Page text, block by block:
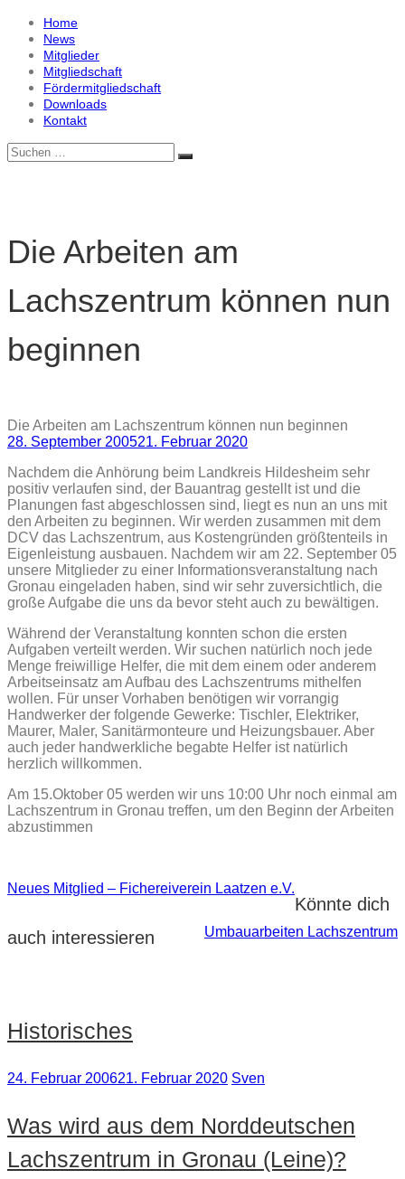
Zum
Inhalt
springen
Leine
Lachs
e.V.
Home
News
Mitglieder
Mitgliedschaft
Fördermitgliedschaft
Downloads
Kontakt
Suche
nach:
Suchen
Die Arbeiten am
Lachszentrum können nun
beginnen
Die Arbeiten am Lachszentrum können nun beginnen
28. September 200521. Februar 2020
Nachdem die Anhörung beim Landkreis Hildesheim sehr
positiv verlaufen sind, der Bauantrag gestellt ist und die
Planungen fast abgeschlossen sind, liegt es nun an uns mit
den Arbeiten zu beginnen. Wir werden zusammen mit dem
DCV das Lachszentrum, aus Kostengründen größtenteils in
Eigenleistung ausbauen. Nachdem wir am 22. September 05
unsere Mitglieder zu einer Informationsveranstaltung nach
Gronau eingeladen haben, sind wir sehr zuversichtlich, die
große Aufgabe die uns da bevor steht auch zu bewältigen.
Während der Veranstaltung konnten schon die ersten
Aufgaben verteilt werden. Wir suchen natürlich noch jede
Menge freiwillige Helfer, die mit dem einem oder anderem
Arbeitseinsatz am Aufbau des Lachszentrums mithelfen
wollen. Für unser Vorhaben benötigen wir vorrangig
Handwerker der folgende Gewerke: Tischler, Elektriker,
Maurer, Maler, Sanitärmonteure und Heizungsbauer. Aber
auch jeder handwerkliche begabte Helfer ist natürlich
herzlich willkommen.
Am 15.Oktober 05 werden wir uns 10:00 Uhr noch einmal am
Lachszentrum in Gronau treffen, um den Beginn der Arbeiten
abzustimmen
Beitragsnavigation
Neues Mitglied – Fichereiverein Laatzen e.V.
Umbauarbeiten Lachszentrum
Könnte dich
auch interessieren
Historisches
24. Februar 200621. Februar 2020 Sven
Was wird aus dem Norddeutschen
Lachszentrum in Gronau (Leine)?